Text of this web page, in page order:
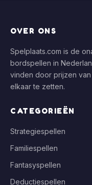
OVER ONS
Spelplaats.com is de
bordspellen in
vinden door prijzen
elkaar te zetten.
CATEGORIEËN
Strategiespellen
Familiespellen
Fantasyspellen
Deductiespellen